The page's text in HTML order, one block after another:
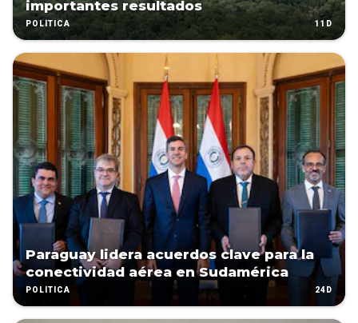
importantes resultados
POLÍTICA 11D
Paraguay lidera acuerdos clave para la
conectividad aérea en Sudamérica
POLÍTICA 24D